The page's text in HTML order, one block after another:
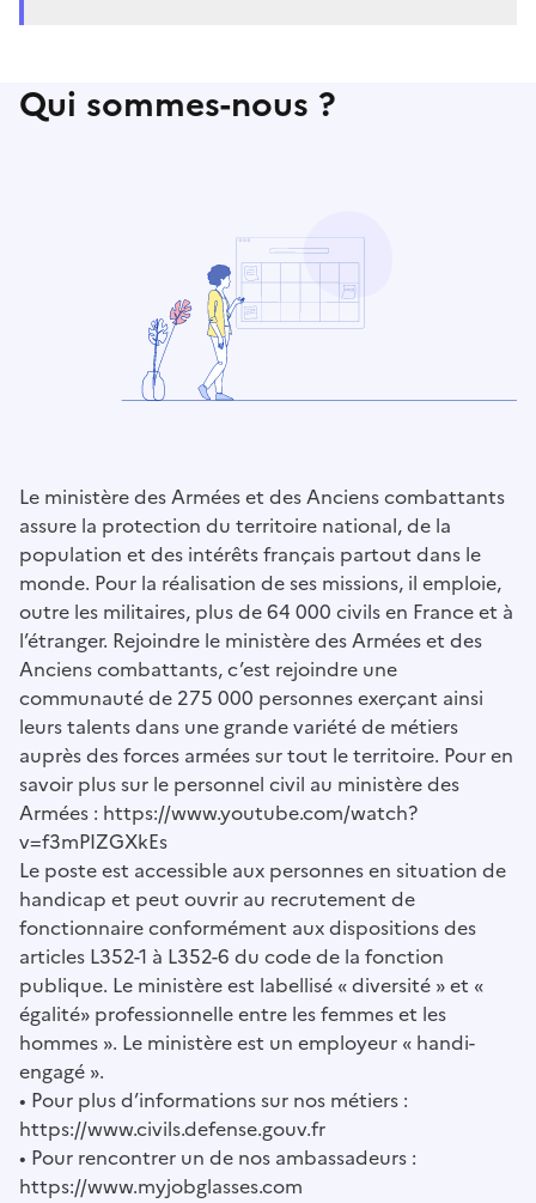
Qui sommes-nous ?
Le ministère des Armées et des Anciens combattants
assure la protection du territoire national, de la
population et des intérêts français partout dans le
monde. Pour la réalisation de ses missions, il emploie,
outre les militaires, plus de 64 000 civils en France et à
l’étranger. Rejoindre le ministère des Armées et des
Anciens combattants, c’est rejoindre une
communauté de 275 000 personnes exerçant ainsi
leurs talents dans une grande variété de métiers
auprès des forces armées sur tout le territoire. Pour en
savoir plus sur le personnel civil au ministère des
Armées : https://www.youtube.com/watch?
v=f3mPIZGXkEs
Le poste est accessible aux personnes en situation de
handicap et peut ouvrir au recrutement de
fonctionnaire conformément aux dispositions des
articles L352-1 à L352-6 du code de la fonction
publique. Le ministère est labellisé « diversité » et «
égalité» professionnelle entre les femmes et les
hommes ». Le ministère est un employeur « handi-
engagé ».
• Pour plus d’informations sur nos métiers :
https://www.civils.defense.gouv.fr
• Pour rencontrer un de nos ambassadeurs :
https://www.myjobglasses.com